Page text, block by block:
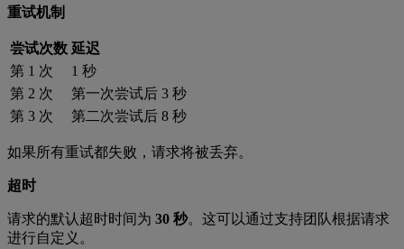
重试机制
尝试次数 延迟
第 1 次
1 秒
第 2 次
第一次尝试后 3 秒
第 3 次
第二次尝试后 8 秒
如果所有重试都失败，请求将被丢弃。
超时
请求的默认超时时间为 30 秒。这可以通过支持团队根据请求
进行自定义。